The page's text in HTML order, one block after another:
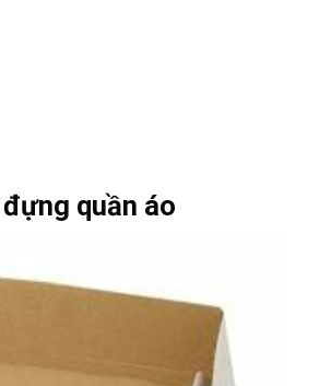
quần áo